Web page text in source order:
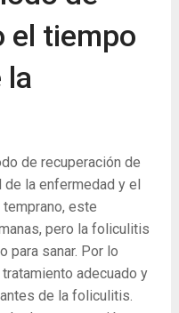
el tiempo
la
de recuperación de
la enfermedad y el
este
pero la foliculitis
para sanar. Por lo
adecuado y
de la foliculitis.